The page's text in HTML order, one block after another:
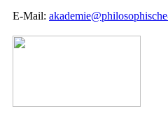
E-Mail: